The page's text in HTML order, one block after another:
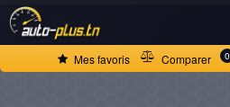
Mes favoris Comparer 0
ACCUEIL